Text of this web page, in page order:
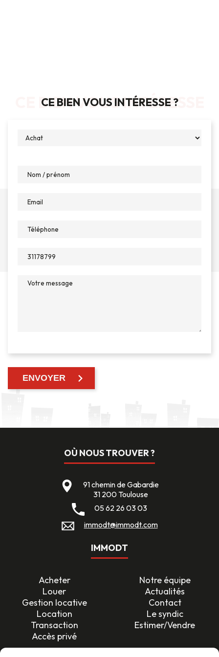
CE BIEN VOUS INTÉRESSE ?
CE BIEN VOUS INTÉRESSE
OÙ NOUS TROUVER ?
91 chemin de Gabardie
31 200 Toulouse
05 62 26 03 03
immodt@immodt.com
IMMODT
Acheter
Notre équipe
Louer
Actualités
Gestion locative
Contact
Location
Le syndic
Transaction
Estimer/Vendre
Accès privé